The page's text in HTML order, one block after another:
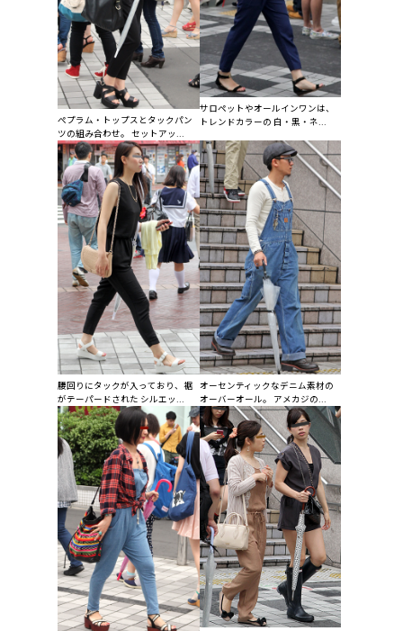
ぺプラム・トップスとタックパン
ツの組み合わせ。 セットアッ...
サロペットやオールインワンは、
トレンドカラーの 白・黒・ネ...
腰回りにタックが入っており、裾
がテーパードされた シルエッ...
オーセンティックなデニム素材の
オーバーオール。 アメカジの...